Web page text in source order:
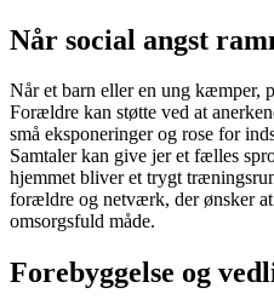
Når social angst
Når et barn eller en ung kæmper,
Forældre kan støtte ved at
små eksponeringer og rose for
Samtaler kan give jer et fælles
hjemmet bliver et trygt
forældre og netværk, der ønsker
omsorgsfuld måde.
Forebyggelse og